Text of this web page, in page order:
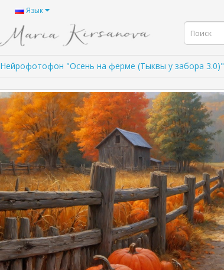
Язык
Нейрофотофон "Осень на ферме (Тыквы у забора 3.0)"